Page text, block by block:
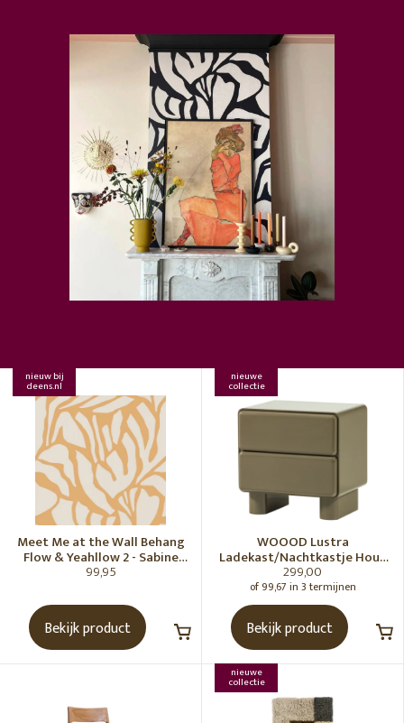
nieuw bij
deens.nl
Meet Me at the Wall Behang
Flow & Yeahllow 2 - Sabine
van Vessem
99,95
Bekijk product
nieuwe
collectie
WOOOD Lustra
Ladekast/Nachtkastje Hout
Hoogglans Groen [Fsc]
299,00
of 99,67 in 3 termijnen
Bekijk product
nieuwe
collectie